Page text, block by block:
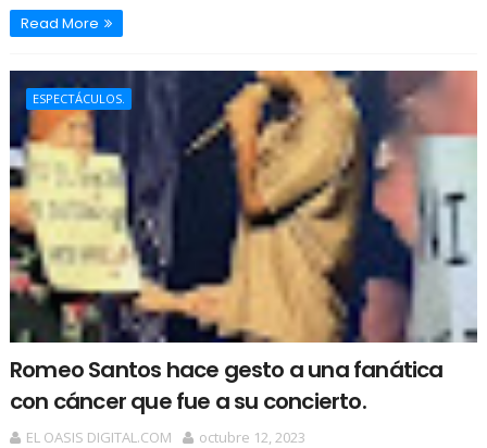
Read More
ESPECTÁCULOS.
Romeo Santos hace gesto a una fanática
con cáncer que fue a su concierto.
EL OASIS DIGITAL.COM
octubre 12, 2023